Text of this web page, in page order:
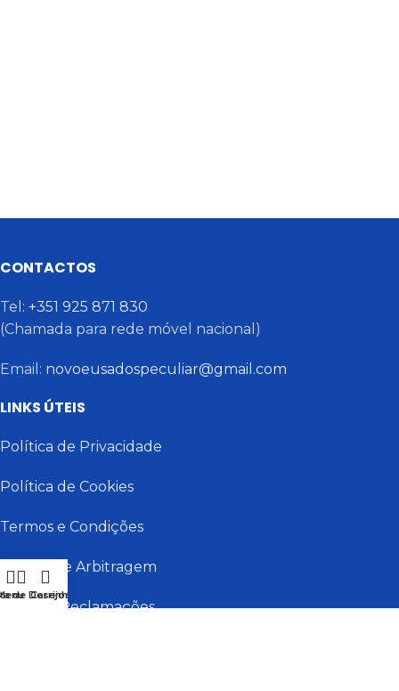
CONTACTOS
Tel: +351 925 871 830
(Chamada para rede móvel nacional)
Email: novoeusadospeculiar@gmail.com
LINKS ÚTEIS
Política de Privacidade
Política de Cookies
Termos e Condições
Centro de Arbitragem
Livro de Reclamações
de Desejos
Carrinho